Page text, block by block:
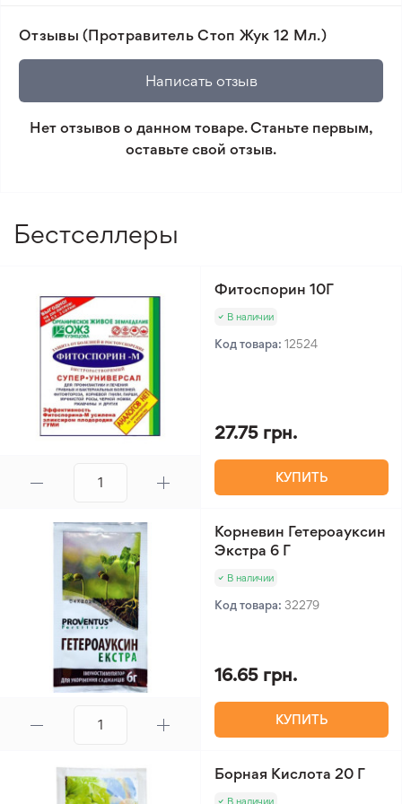
товара и реального растения.
🛡️ Защита покупок. Возврат средств за товар,
который не соответствует ожиданиям. Согласно
условиям возврата.
Отзывы (Протравитель Стоп Жук 12 Мл.)
Написать отзыв
Нет отзывов о данном товаре. Станьте первым,
оставьте свой отзыв.
Бестселлеры
Фитоспорин 10Г
В наличии
Код товара: 12524
27.75 грн.
КУПИТЬ
Корневин Гетероауксин
Экстра 6 Г
В наличии
Код товара: 32279
16.65 грн.
КУПИТЬ
Борная Кислота 20 Г
В наличии